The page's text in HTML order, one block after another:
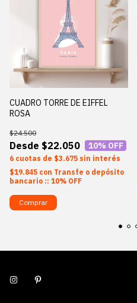
CUADRO TORRE DE EIFFEL
ROSA
$22.050
$24.500
10% OFF
6 $3.675 sin interés
$19.845 con Transfe o depósito
bancario :: 10% OFF
Comprar